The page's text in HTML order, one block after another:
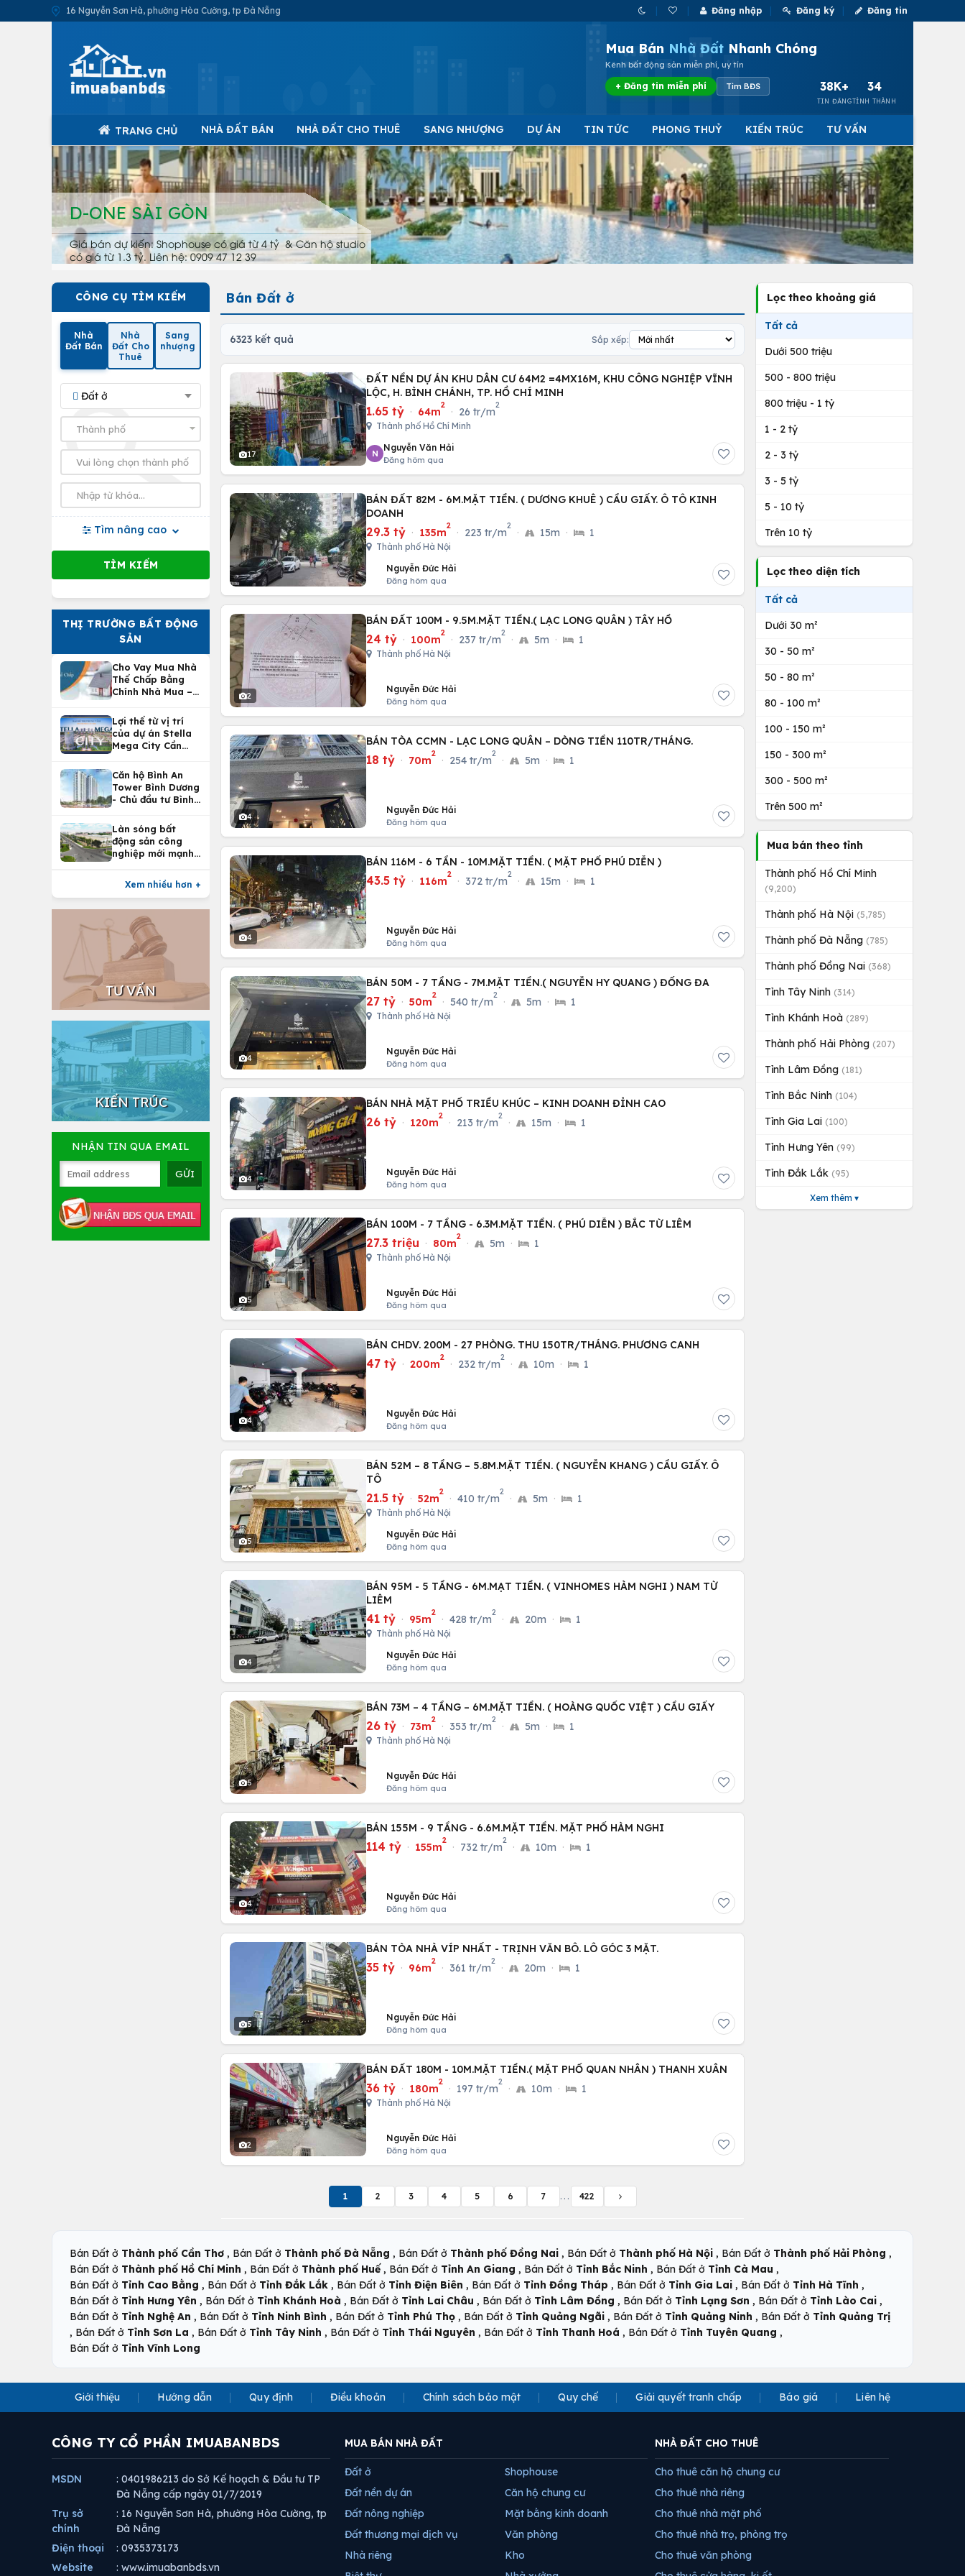
16 Nguyễn Sơn Hà, phường Hòa Cường, tp Đà Nẵng Đăng nhập Đăng ký Đăng tin
Mua Bán Nhà Đất Nhanh Chóng
Kênh bất động sản miễn phí, uy tín
+ Đăng tin miễn phí Tìm BĐS 38K+
TIN ĐĂNG
34
TỈNH THÀNH
TRANG CHỦ NHÀ ĐẤT BÁN NHÀ ĐẤT CHO THUÊ SANG NHƯỢNG DỰ ÁN TIN TỨC PHONG THUỶ KIẾN TRÚC TƯ VẤN
D-ONE SÀI GÒN
Giá bán dự kiến: Shophouse có giá từ 4 tỷ & Căn hộ studio
có giá từ 1.3 tỷ. Liên hệ: 0909 47 12 39
CÔNG CỤ TÌM KIẾM
Nhà
Đất Bán
Nhà
Đất Cho
Thuê
Sang
nhượng
Đất ở
Tìm nâng cao
THỊ TRƯỜNG BẤT ĐỘNG
SẢN
Cho Vay Mua Nhà
Thế Chấp Bằng
Chính Nhà Mua –
Nhà Tại
Vietcombank
Lợi thế từ vị trí
của dự án Stella
Mega City Cần
Căn hộ Bình An
Tower Bình Dương
- Chủ đầu tư Bình
Làn sóng bất
động sản công
nghiệp mới mạnh
Xem nhiều hơn +
TƯ VẤN
KIẾN TRÚC
NHẬN TIN QUA EMAIL
Bán Đất ở
6323 kết quả Sắp xếp:
17
ĐẤT NỀN DỰ ÁN KHU DÂN CƯ 64M2 =4MX16M, KHU CÔNG NGHIỆP VĨNH
LỘC, H. BÌNH CHÁNH, TP. HỒ CHÍ MINH
1.65 tỷ · 64m
2
· 26 tr/m
2
Thành phố Hồ Chí Minh
N
Nguyễn Văn Hải
Đăng hôm qua
BÁN ĐẤT 82M - 6M.MẶT TIỀN. ( DƯƠNG KHUÊ ) CẦU GIẤY. Ô TÔ KINH
DOANH
29.3 tỷ · 135m
2
· 223 tr/m
2
· 15m · 1
Thành phố Hà Nội
Nguyễn Đức Hải
Đăng hôm qua
2
BÁN ĐẤT 100M - 9.5M.MẶT TIỀN.( LẠC LONG QUÂN ) TÂY HỒ
24 tỷ · 100m
2
· 237 tr/m
2
· 5m · 1
Thành phố Hà Nội
Nguyễn Đức Hải
Đăng hôm qua
4
BÁN TÒA CCMN - LẠC LONG QUÂN – DÒNG TIỀN 110TR/THÁNG.
18 tỷ · 70m
2
· 254 tr/m
2
· 5m · 1
Nguyễn Đức Hải
Đăng hôm qua
4
BÁN 116M - 6 TẦN - 10M.MẶT TIỀN. ( MẶT PHỐ PHÚ DIỄN )
43.5 tỷ · 116m
2
· 372 tr/m
2
· 15m · 1
Nguyễn Đức Hải
Đăng hôm qua
4
BÁN 50M - 7 TẦNG - 7M.MẶT TIỀN.( NGUYỄN HY QUANG ) ĐỐNG ĐA
27 tỷ · 50m
2
· 540 tr/m
2
· 5m · 1
Thành phố Hà Nội
Nguyễn Đức Hải
Đăng hôm qua
4
BÁN NHÀ MẶT PHỐ TRIỀU KHÚC – KINH DOANH ĐỈNH CAO
26 tỷ · 120m
2
· 213 tr/m
2
· 15m · 1
Nguyễn Đức Hải
Đăng hôm qua
5
BÁN 100M - 7 TẦNG - 6.3M.MẶT TIỀN. ( PHÚ DIỄN ) BẮC TỪ LIÊM
27.3 triệu · 80m
2
· 5m · 1
Thành phố Hà Nội
Nguyễn Đức Hải
Đăng hôm qua
4
BÁN CHDV. 200M - 27 PHÒNG. THU 150TR/THÁNG. PHƯƠNG CANH
47 tỷ · 200m
2
· 232 tr/m
2
· 10m · 1
Nguyễn Đức Hải
Đăng hôm qua
5
BÁN 52M – 8 TẦNG – 5.8M.MẶT TIỀN. ( NGUYỄN KHANG ) CẦU GIẤY. Ô
TÔ
21.5 tỷ · 52m
2
· 410 tr/m
2
· 5m · 1
Thành phố Hà Nội
Nguyễn Đức Hải
Đăng hôm qua
4
BÁN 95M - 5 TẦNG - 6M.MẠT TIỀN. ( VINHOMES HÀM NGHI ) NAM TỪ
LIÊM
41 tỷ · 95m
2
· 428 tr/m
2
· 20m · 1
Thành phố Hà Nội
Nguyễn Đức Hải
Đăng hôm qua
5
BÁN 73M – 4 TẦNG – 6M.MẶT TIỀN. ( HOÀNG QUỐC VIỆT ) CẦU GIẤY
26 tỷ · 73m
2
· 353 tr/m
2
· 5m · 1
Thành phố Hà Nội
Nguyễn Đức Hải
Đăng hôm qua
4
BÁN 155M - 9 TẦNG - 6.6M.MẶT TIỀN. MẶT PHỐ HÀM NGHI
114 tỷ · 155m
2
· 732 tr/m
2
· 10m · 1
Nguyễn Đức Hải
Đăng hôm qua
5
BÁN TÒA NHÀ VÍP NHẤT - TRỊNH VĂN BÔ. LÔ GÓC 3 MẶT.
35 tỷ · 96m
2
· 361 tr/m
2
· 20m · 1
Nguyễn Đức Hải
Đăng hôm qua
2
BÁN ĐẤT 180M - 10M.MẶT TIỀN.( MẶT PHỐ QUAN NHÂN ) THANH XUÂN
36 tỷ · 180m
2
· 197 tr/m
2
· 10m · 1
Thành phố Hà Nội
Nguyễn Đức Hải
Đăng hôm qua
1 2 3 4 5 6 7 ... 422
Lọc theo khoảng giá
Tất cả
Dưới 500 triệu
500 - 800 triệu
800 triệu - 1 tỷ
1 - 2 tỷ
2 - 3 tỷ
3 - 5 tỷ
5 - 10 tỷ
Trên 10 tỷ
Lọc theo diện tích
Tất cả
Dưới 30 m²
30 - 50 m²
50 - 80 m²
80 - 100 m²
100 - 150 m²
150 - 300 m²
300 - 500 m²
Trên 500 m²
Mua bán theo tỉnh
Thành phố Hồ Chí Minh
(9,200)
Thành phố Hà Nội (5,785)
Thành phố Đà Nẵng (785)
Thành phố Đồng Nai (368)
Tỉnh Tây Ninh (314)
Tỉnh Khánh Hoà (289)
Thành phố Hải Phòng (207)
Tỉnh Lâm Đồng (181)
Tỉnh Bắc Ninh (104)
Tỉnh Gia Lai (100)
Tỉnh Hưng Yên (99)
Tỉnh Đắk Lắk (95)
Xem thêm ▾
Bán Đất ở Thành phố Cần Thơ , Bán Đất ở Thành phố Đà Nẵng , Bán Đất ở Thành phố Đồng Nai , Bán Đất ở Thành phố Hà Nội , Bán Đất ở Thành phố Hải Phòng ,
Bán Đất ở Thành phố Hồ Chí Minh , Bán Đất ở Thành phố Huế , Bán Đất ở Tỉnh An Giang , Bán Đất ở Tỉnh Bắc Ninh , Bán Đất ở Tỉnh Cà Mau ,
Bán Đất ở Tỉnh Cao Bằng , Bán Đất ở Tỉnh Đắk Lắk , Bán Đất ở Tỉnh Điện Biên , Bán Đất ở Tỉnh Đồng Tháp , Bán Đất ở Tỉnh Gia Lai , Bán Đất ở Tỉnh Hà Tĩnh ,
Bán Đất ở Tỉnh Hưng Yên , Bán Đất ở Tỉnh Khánh Hoà , Bán Đất ở Tỉnh Lai Châu , Bán Đất ở Tỉnh Lâm Đồng , Bán Đất ở Tỉnh Lạng Sơn , Bán Đất ở Tỉnh Lào Cai ,
Bán Đất ở Tỉnh Nghệ An , Bán Đất ở Tỉnh Ninh Bình , Bán Đất ở Tỉnh Phú Thọ , Bán Đất ở Tỉnh Quảng Ngãi , Bán Đất ở Tỉnh Quảng Ninh , Bán Đất ở Tỉnh Quảng Trị
, Bán Đất ở Tỉnh Sơn La , Bán Đất ở Tỉnh Tây Ninh , Bán Đất ở Tỉnh Thái Nguyên , Bán Đất ở Tỉnh Thanh Hoá , Bán Đất ở Tỉnh Tuyên Quang ,
Bán Đất ở Tỉnh Vĩnh Long
Giới thiệu Hướng dẫn Quy định Điều khoản Chính sách bảo mật Quy chế Giải quyết tranh chấp Báo giá Liên hệ
CÔNG TY CỔ PHẦN IMUABANBDS
MSDN
: 0401986213 do Sở Kế hoạch & Đầu tư TP
Đà Nẵng cấp ngày 01/7/2019
Trụ sở
chính
: 16 Nguyễn Sơn Hà, phường Hòa Cường, tp
Đà Nẵng
Điện thoại
: 0935373173
Website
: www.imuabanbds.vn
MUA BÁN NHÀ ĐẤT
Đất ở
Đất nền dự án
Đất nông nghiệp
Đất thương mại dịch vụ
Nhà riêng
Shophouse
Căn hộ chung cư
Mặt bằng kinh doanh
Văn phòng
Kho
NHÀ ĐẤT CHO THUÊ
Cho thuê căn hộ chung cư
Cho thuê nhà riêng
Cho thuê nhà mặt phố
Cho thuê nhà trọ, phòng trọ
Cho thuê văn phòng